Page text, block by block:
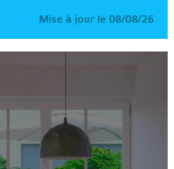
Mise à jour le 08/08/26